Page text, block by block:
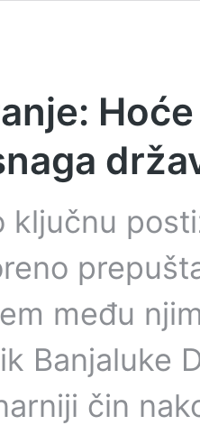
ključnu
među
Banjaluke
čin